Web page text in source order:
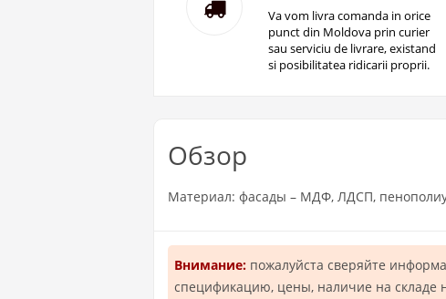
Va vom livra comanda in orice
punct din Moldova prin curier
sau serviciu de livrare, existand
si posibilitatea ridicarii proprii.
Обзор
Материал: фасады – МДФ, ЛДСП,
Внимание: пожалуйста сверяйте
спецификацию, цены, наличие на складе